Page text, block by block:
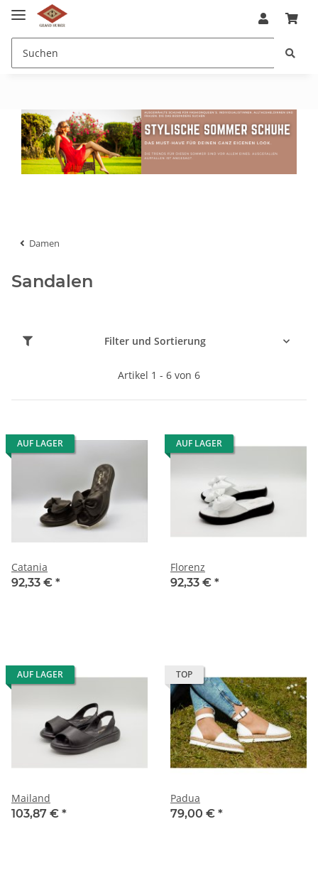
Damen
Sandalen
Filter und Sortierung
Artikel 1 - 6 von 6
AUF LAGER
Catania
92,33 € *
AUF LAGER
Florenz
92,33 € *
AUF LAGER
Mailand
103,87 € *
TOP
Padua
79,00 € *